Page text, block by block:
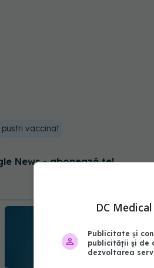
pustri vaccinat
News - abonează‑te!
DC
Publicitate și
publicității și de
dezvoltarea